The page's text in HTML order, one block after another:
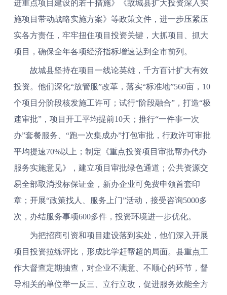
进重点项目建设的若干措施》《故城县扩大投资深入实
施项目带动战略实施方案》等政策文件，进一步压紧压
实各方责任，牢牢扭住项目投资关键，大抓项目、抓大
项目，确保全年各项经济指标增速达到全市前列。
故城县坚持在项目一线论英雄，千方百计扩大有效
投资。他们深化“放管服”改革，落实“标准地”560亩，10
个项目分阶段核发施工许可；试行“阶段融合”，打造“极
速审批”，项目开工平均提前10天；推行“一件事一次
办”套餐服务、“跑一次集成办”打包审批，行政许可审批
平均提速70%以上；制定《重点投资项目审批帮办代办
服务实施意见》，建立项目审批绿色通道；公共资源交
易全部取消投标保证金，新办企业可免费申领首套印
章；开展“政策找人、服务上门”活动，接受咨询5000多
次，办结服务事项600多件，投资环境进一步优化。
为把招商引资和项目建设落到实处，他们深入开展
项目投资拉练评比，形成比学赶帮超的局面。县重点工
作大督查定期抽查，对企业不满意、不顺心的环节，督
导相关的单位举一反三、立行立改，促进服务效能全方